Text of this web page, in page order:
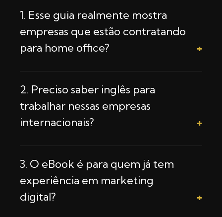
1. Esse guia realmente mostra
empresas que estão contratando
para home office?
contratando profissionais para trabalhar de
casa. Todas as informações foram
atualizadas e pesquisadas com base em
2. Preciso saber inglês para
trabalhar nessas empresas
internacionais?
inglês, além de um bônus com dicas para
montar um currículo internacional, caso
queira expandir suas chances no exterior.
3. O eBook é para quem já tem
experiência em marketing
digital?